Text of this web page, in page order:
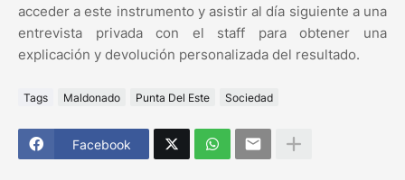
acceder a este instrumento y asistir al día siguiente a una
entrevista privada con el staff para obtener una
explicación y devolución personalizada del resultado.
Tags Maldonado Punta Del Este Sociedad
Facebook